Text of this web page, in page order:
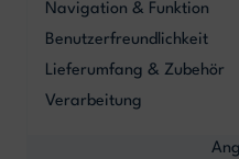
Navigation & Funktion
Benutzerfreundlichkeit
Lieferumfang & Zubehör
Verarbeitung